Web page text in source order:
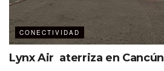
CONECTIVIDAD
Lynx Air aterriza en Cancún